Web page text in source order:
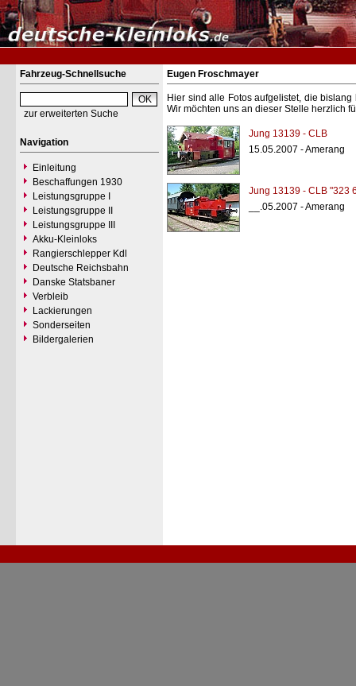
Fahrzeug-Schnellsuche
zur erweiterten Suche
Navigation
Einleitung
Beschaffungen 1930
Leistungsgruppe I
Leistungsgruppe II
Leistungsgruppe III
Akku-Kleinloks
Rangierschlepper Kdl
Deutsche Reichsbahn
Danske Statsbaner
Verbleib
Lackierungen
Sonderseiten
Bildergalerien
Eugen Froschmayer
Hier sind alle Fotos aufgelistet, die
Wir möchten uns an dieser Stelle herzlich
Jung 13139 - CLB
15.05.2007 - Amerang
Jung 13139 - CLB "323
__.05.2007 - Amerang